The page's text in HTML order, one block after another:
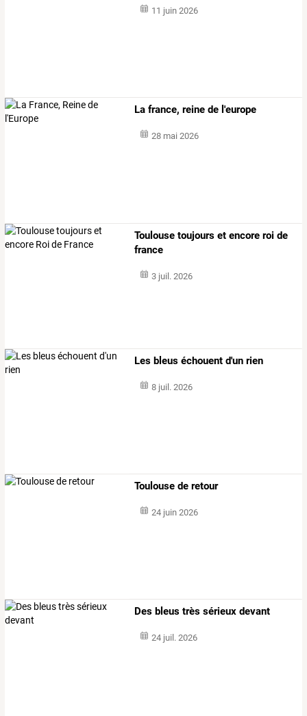
11 juin 2026
La france, reine de l'europe
28 mai 2026
Toulouse toujours et encore roi de
france
3 juil. 2026
Les bleus échouent d'un rien
8 juil. 2026
Toulouse de retour
24 juin 2026
Des bleus très sérieux devant
24 juil. 2026